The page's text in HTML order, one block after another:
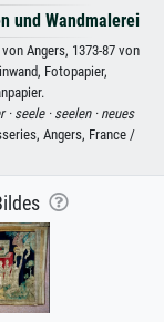
und Wandmalerei
Angers, 1373-87 von
Fotopapier,
· seele · seelen · neues
Angers, France /